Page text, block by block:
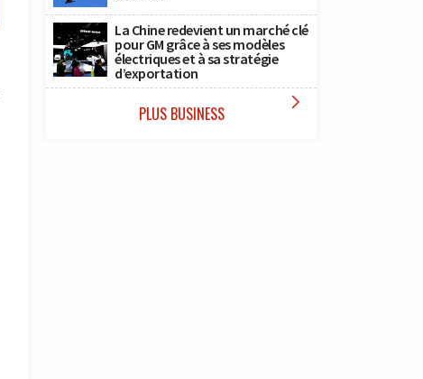
La Chine redevient un marché clé
pour GM grâce à ses modèles
électriques et à sa stratégie
d’exportation
PLUS BUSINESS 